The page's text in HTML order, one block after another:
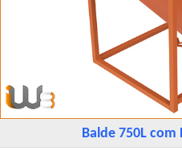
Balde 750L com